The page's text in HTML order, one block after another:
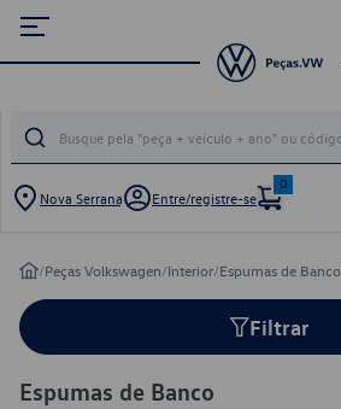
Nova Serrana Entre/registre-se
0
/Peças Volkswagen/Interior/Espumas de Banco
Filtrar
Espumas de Banco